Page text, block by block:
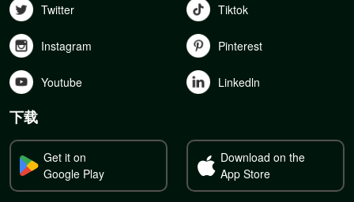
Twitter Tiktok
Instagram Pinterest
Youtube Linkedln
下载
Get it on
Google Play
Download on the
App Store